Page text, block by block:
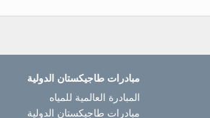
مبادرات طاجيكستان الدولية
المبادرة العالمية للمياه
مبادرات طاجيكستان الدولية